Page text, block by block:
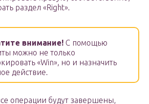
раздел «Right».
внимание! С помощью
можно не только
«Win», но и назначить
действие.
операции будут завершены,